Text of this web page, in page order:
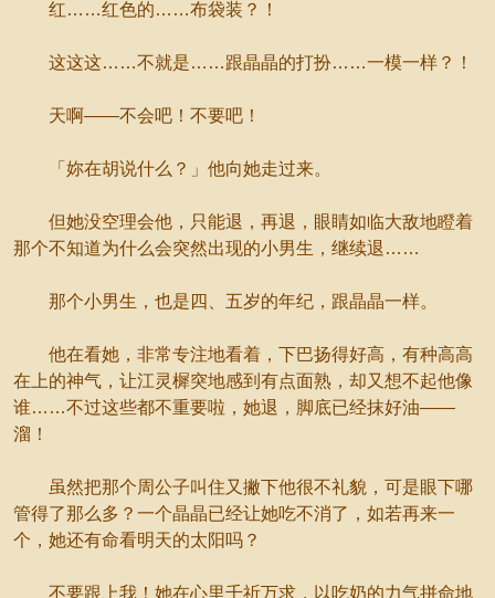
红……红色的……布袋装？！
这这这……不就是……跟晶晶的打扮……一模一样？！
天啊——不会吧！不要吧！
「妳在胡说什么？」他向她走过来。
但她没空理会他，只能退，再退，眼睛如临大敌地瞪着
那个不知道为什么会突然出现的小男生，继续退……
那个小男生，也是四、五岁的年纪，跟晶晶一样。
他在看她，非常专注地看着，下巴扬得好高，有种高高
在上的神气，让江灵樨突地感到有点面熟，却又想不起他像
谁……不过这些都不重要啦，她退，脚底已经抹好油——
溜！
虽然把那个周公子叫住又撇下他很不礼貌，可是眼下哪
管得了那么多？一个晶晶已经让她吃不消了，如若再来一
个，她还有命看明天的太阳吗？
不要跟上我！她在心里千祈万求，以吃奶的力气拼命地